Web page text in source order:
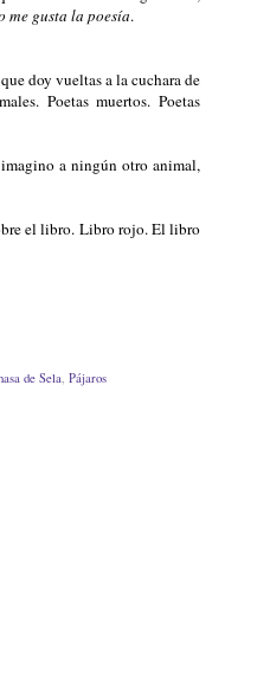
me gusta la poesía.
doy vueltas a la cuchara de
Poetas muertos. Poetas
a ningún otro animal,
el libro. Libro rojo. El libro
de Sela, Pájaros